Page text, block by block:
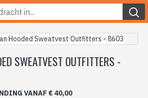
SWEATVEST OUTFITTERS -
VANAF € 40,00